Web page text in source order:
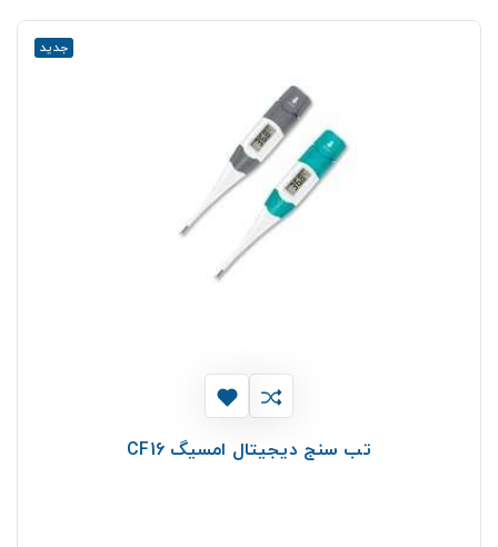
جدید
تب سنج دیجیتال امسیگ CF16